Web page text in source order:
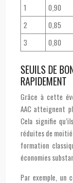
1
0,90
2
0,85
3
0,80
SEUILS DE
RAPIDEMENT
Grâce à cette
AAC atteignent
Cela signifie
réduites de
formation
économies
Par exemple, un